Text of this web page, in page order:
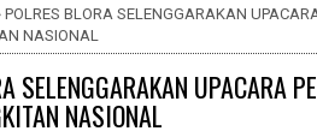
POLRES BLORA SELENGGARAKAN
NASIONAL
SELENGGARAKAN UPACARA
NASIONAL